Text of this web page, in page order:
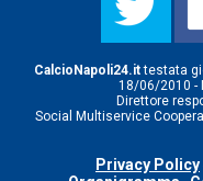
CalcioNapoli24.ittestata
18/06/2010 -
Direttore
Social Multiservice
Privacy Policy